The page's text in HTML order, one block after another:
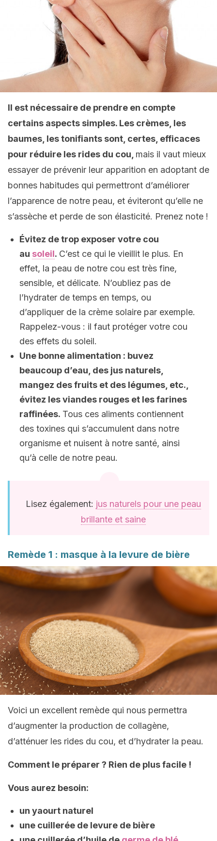
Il est nécessaire de prendre en compte
certains aspects simples. Les crèmes, les
baumes, les tonifiants sont, certes, efficaces
pour réduire les rides du cou, mais il vaut mieux
essayer de prévenir leur apparition en adoptant de
bonnes habitudes qui permettront d’améliorer
l’apparence de notre peau, et éviteront qu’elle ne
s’assèche et perde de son élasticité. Prenez note !
Évitez de trop exposer votre cou
au soleil. C’est ce qui le vieillit le plus. En
effet, la peau de notre cou est très fine,
sensible, et délicate. N’oubliez pas de
l’hydrater de temps en temps, ou
d’appliquer de la crème solaire par exemple.
Rappelez-vous : il faut protéger votre cou
des effets du soleil.
Une bonne alimentation : buvez
beaucoup d’eau, des jus naturels,
mangez des fruits et des légumes, etc.,
évitez les viandes rouges et les farines
raffinées. Tous ces aliments contiennent
des toxines qui s’accumulent dans notre
organisme et nuisent à notre santé, ainsi
qu’à celle de notre peau.
Lisez également: jus naturels pour une peau
brillante et saine
Remède 1 : masque à la levure de bière
Voici un excellent remède qui nous permettra
d’augmenter la production de collagène,
d’atténuer les rides du cou, et d’hydrater la peau.
Comment le préparer ? Rien de plus facile !
Vous aurez besoin:
un yaourt naturel
une cuillerée de levure de bière